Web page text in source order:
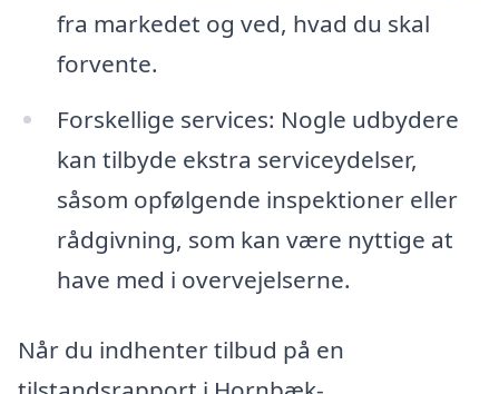
fra markedet og ved, hvad du skal
forvente.
Forskellige services: Nogle udbydere
kan tilbyde ekstra serviceydelser,
såsom opfølgende inspektioner eller
rådgivning, som kan være nyttige at
have med i overvejelserne.
Når du indhenter tilbud på en